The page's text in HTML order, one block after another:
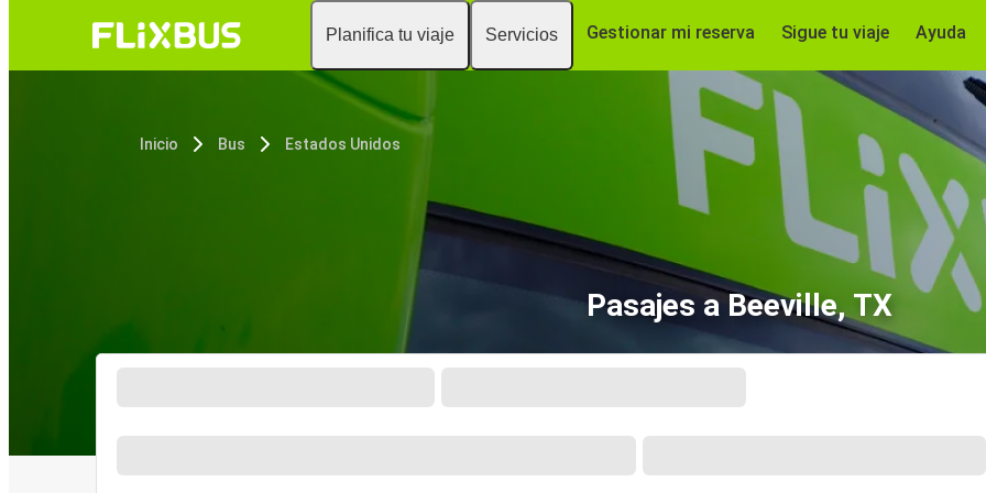
Planifica tu viaje Servicios Gestionar mi reserva Sigue tu viaje Ayuda
Inicio Bus Estados Unidos
Pasajes a Beeville, TX